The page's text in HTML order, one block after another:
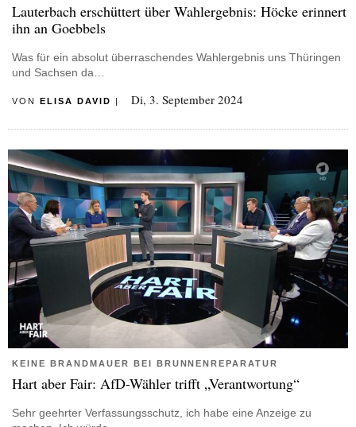
Lauterbach erschüttert über Wahlergebnis: Höcke erinnert
ihn an Goebbels
Was für ein absolut überraschendes Wahlergebnis uns Thüringen
und Sachsen da…
VON ELISA DAVID | Di, 3. September 2024
KEINE BRANDMAUER BEI BRUNNENREPARATUR
Hart aber Fair: AfD-Wähler trifft „Verantwortung“
Sehr geehrter Verfassungsschutz, ich habe eine Anzeige zu